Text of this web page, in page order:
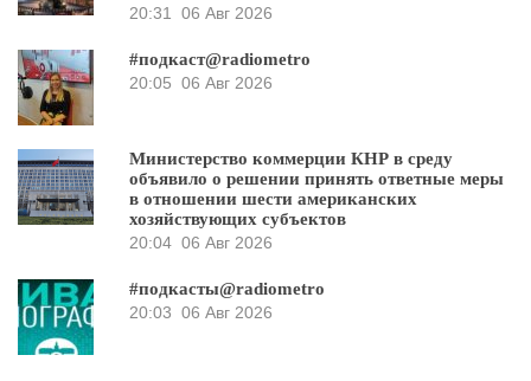
20:31
06 Авг 2026
#подкаст@radiometro
20:05 06 Авг 2026
Министерство коммерции КНР в среду
объявило о решении принять ответные меры
в отношении шести американских
хозяйствующих субъектов
20:04 06 Авг 2026
#подкасты@radiometro
20:03 06 Авг 2026